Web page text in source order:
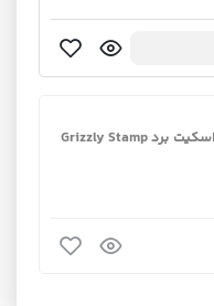
گریپ تیپ حرفه ای اسکیت برد Grizzly Stamp